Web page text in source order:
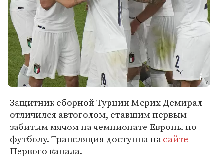
Защитник сборной Турции Мерих Демирал
отличился автоголом, ставшим первым
забитым мячом на чемпионате Европы по
футболу. Трансляция доступна насайте
Первого канала.